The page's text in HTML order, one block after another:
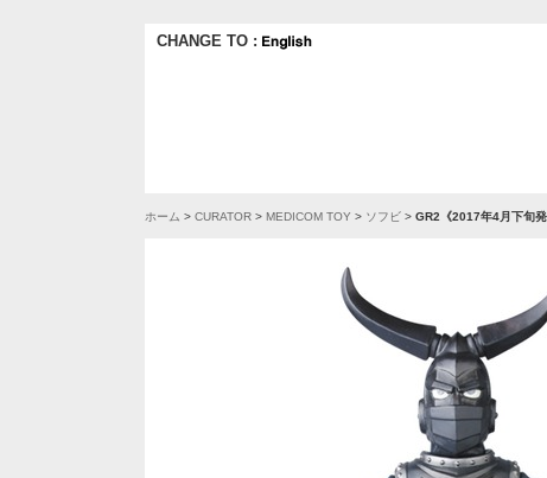
CHANGE TO :
ホーム > CURATOR > MEDICOM TOY > ソフビ > GR2《2017年4月下旬発